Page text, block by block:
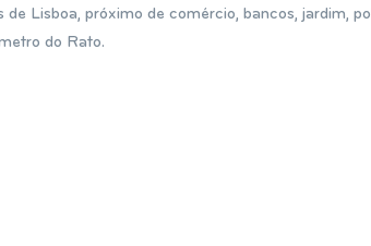
Lisboa, próximo de comércio, bancos, jardim,
do Rato.